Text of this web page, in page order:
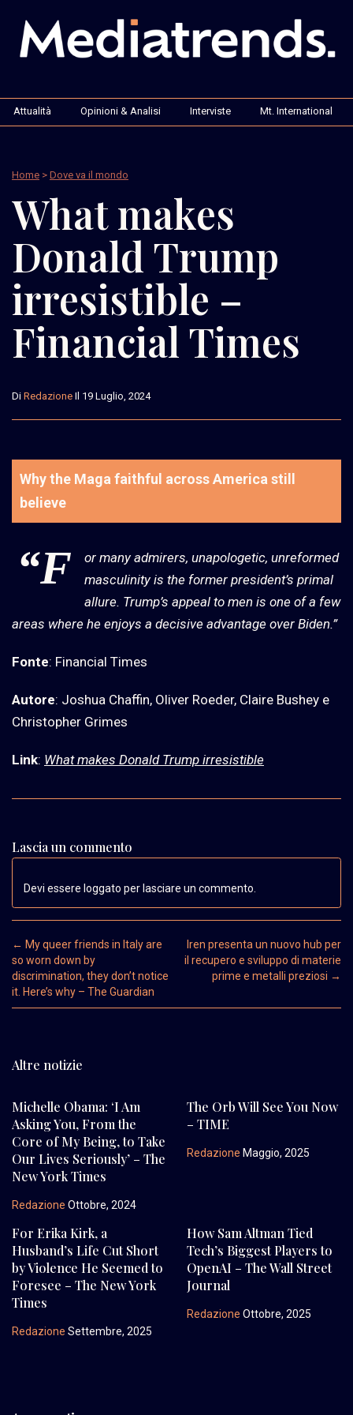
Attualità Opinioni & Analisi Interviste Mt. International
Home > Dove va il mondo
What makes
Donald Trump
irresistible –
Financial Times
Di Redazione Il 19 Luglio, 2024
Why the Maga faithful across America still
believe
“F
or many admirers, unapologetic, unreformed
masculinity is the former president’s primal
allure. Trump’s appeal to men is one of a few
areas where he enjoys a decisive advantage over Biden.”
Fonte: Financial Times
Autore: Joshua Chaffin, Oliver Roeder, Claire Bushey e
Christopher Grimes
Link: What makes Donald Trump irresistible
Lascia un commento
Devi essere loggato per lasciare un commento.
Post navigation
← My queer friends in Italy are
so worn down by
discrimination, they don’t notice
it. Here’s why – The Guardian
Iren presenta un nuovo hub per
il recupero e sviluppo di materie
prime e metalli preziosi →
Altre notizie
Michelle Obama: ‘I Am
Asking You, From the
Core of My Being, to Take
Our Lives Seriously’ – The
New York Times
Redazione Ottobre, 2024
The Orb Will See You Now
– TIME
Redazione Maggio, 2025
For Erika Kirk, a
Husband’s Life Cut Short
by Violence He Seemed to
Foresee – The New York
Times
Redazione Settembre, 2025
How Sam Altman Tied
Tech’s Biggest Players to
OpenAI – The Wall Street
Journal
Redazione Ottobre, 2025